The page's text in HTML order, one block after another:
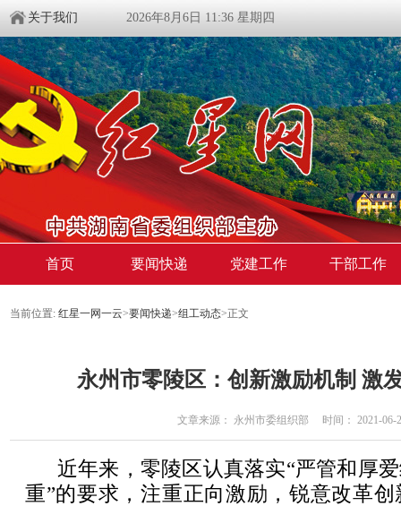
关于我们 2026年8月6日 11:36 星期四
首页 要闻快递 党建工作 干部工作
当前位置: 红星一网一云>要闻快递>组工动态>正文
永州市零陵区：创新激励机制 激
文章来源： 永州市委组织部 时间： 2021-06-
近年来，零陵区认真落实“严管和厚
重”的要求，注重正向激励，锐意改革